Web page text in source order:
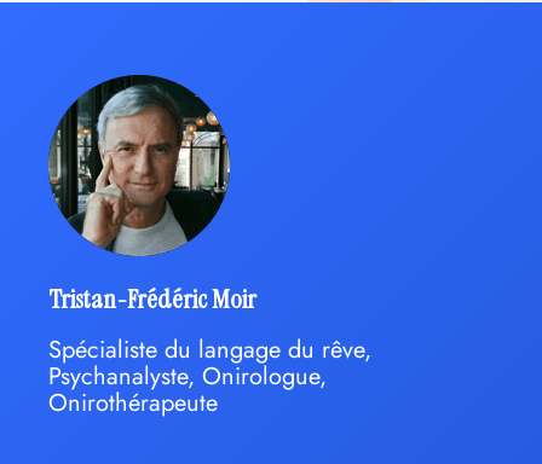
Tristan-Frédéric Moir
Spécialiste du langage du rêve,
Psychanalyste, Onirologue,
Onirothérapeute